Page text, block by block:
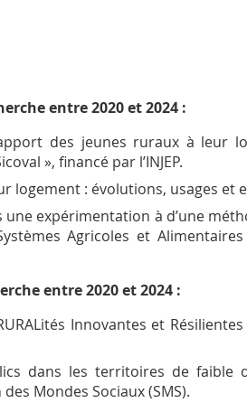
entre 2020 et 2024 :
des jeunes ruraux à leur
», financé par l’INJEP.
logement : évolutions, usages et
expérimentation à d’une
Agricoles et Alimentaires
entre 2020 et 2024 :
Innovantes et
dans les territoires de faible
Mondes Sociaux (SMS).